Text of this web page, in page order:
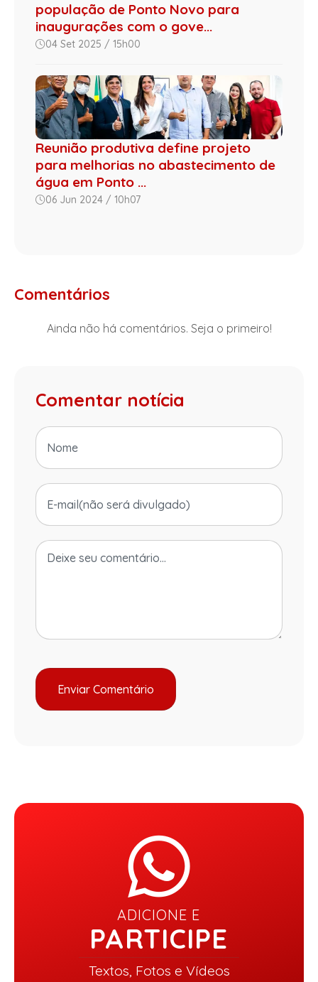
população de Ponto Novo para
inaugurações com o gove...
04 Set 2025 / 15h00
Reunião produtiva define projeto
para melhorias no abastecimento de
água em Ponto ...
06 Jun 2024 / 10h07
Comentários
Ainda não há comentários. Seja o primeiro!
Comentar notícia
ADICIONE E
PARTICIPE
Textos, Fotos e Vídeos